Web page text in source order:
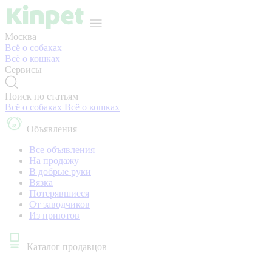
Москва
Всё о собаках
Всё о кошках
Сервисы
Поиск по статьям
Всё о собаках Всё о кошках
Объявления
Все объявления
На продажу
В добрые руки
Вязка
Потерявшиеся
От заводчиков
Из приютов
Каталог продавцов